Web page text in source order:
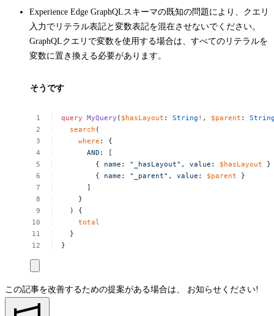
Experience Edge GraphQLスキーマの既知の問題により、クエリ
入力でリテラル表記と変数表記を混在させないでください。
GraphQLクエリで変数を使用する場合は、すべてのリテラルを
変数に置き換える必要があります。
そうです
query MyQuery ( $hasLayout : String ! , $parent :
search (
where :
{
AND :
[
{
name : "_hasLayout" , value : $hasLayout
}
{
name : "_parent" , value : $parent
}
]
}
)
{
total
}
}
この記事を改善するための提案がある場合は、 お知らせください!